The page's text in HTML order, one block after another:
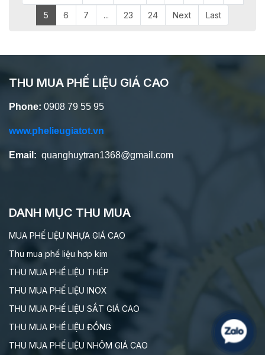
5 6 7 ... 23 24 Next Last
THU MUA PHẾ LIỆU GIÁ CAO
Phone: 0908 79 55 95
www.phelieugiatot.vn
Email: quanghuytran1368@gmail.com
DANH MỤC THU MUA
MUA PHẾ LIỆU NHỰA GIÁ CAO
Thu mua phế liệu hơp kim
THU MUA PHẾ LIỆU THÉP
THU MUA PHẾ LIỆU INOX
THU MUA PHẾ LIỆU SẮT GIÁ CAO
THU MUA PHẾ LIỆU ĐỒNG
THU MUA PHẾ LIỆU NHÔM GIÁ CAO